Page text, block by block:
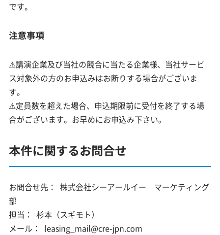
です。
注意事項
⚠講演企業及び当社の競合に当たる企業様、当社サービ
ス対象外の方のお申込みはお断りする場合がございま
す。
⚠定員数を超えた場合、申込期限前に受付を終了する場
合がございます。お早めにお申込み下さい。
本件に関するお問合せ
お問合せ先：
株式会社シーアールイー マーケティング
部
担当：
杉本（スギモト）
メール：
leasing_mail@cre-jpn.com